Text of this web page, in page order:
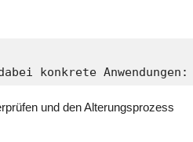
konkrete Anwendungen:
und den Alterungsprozess